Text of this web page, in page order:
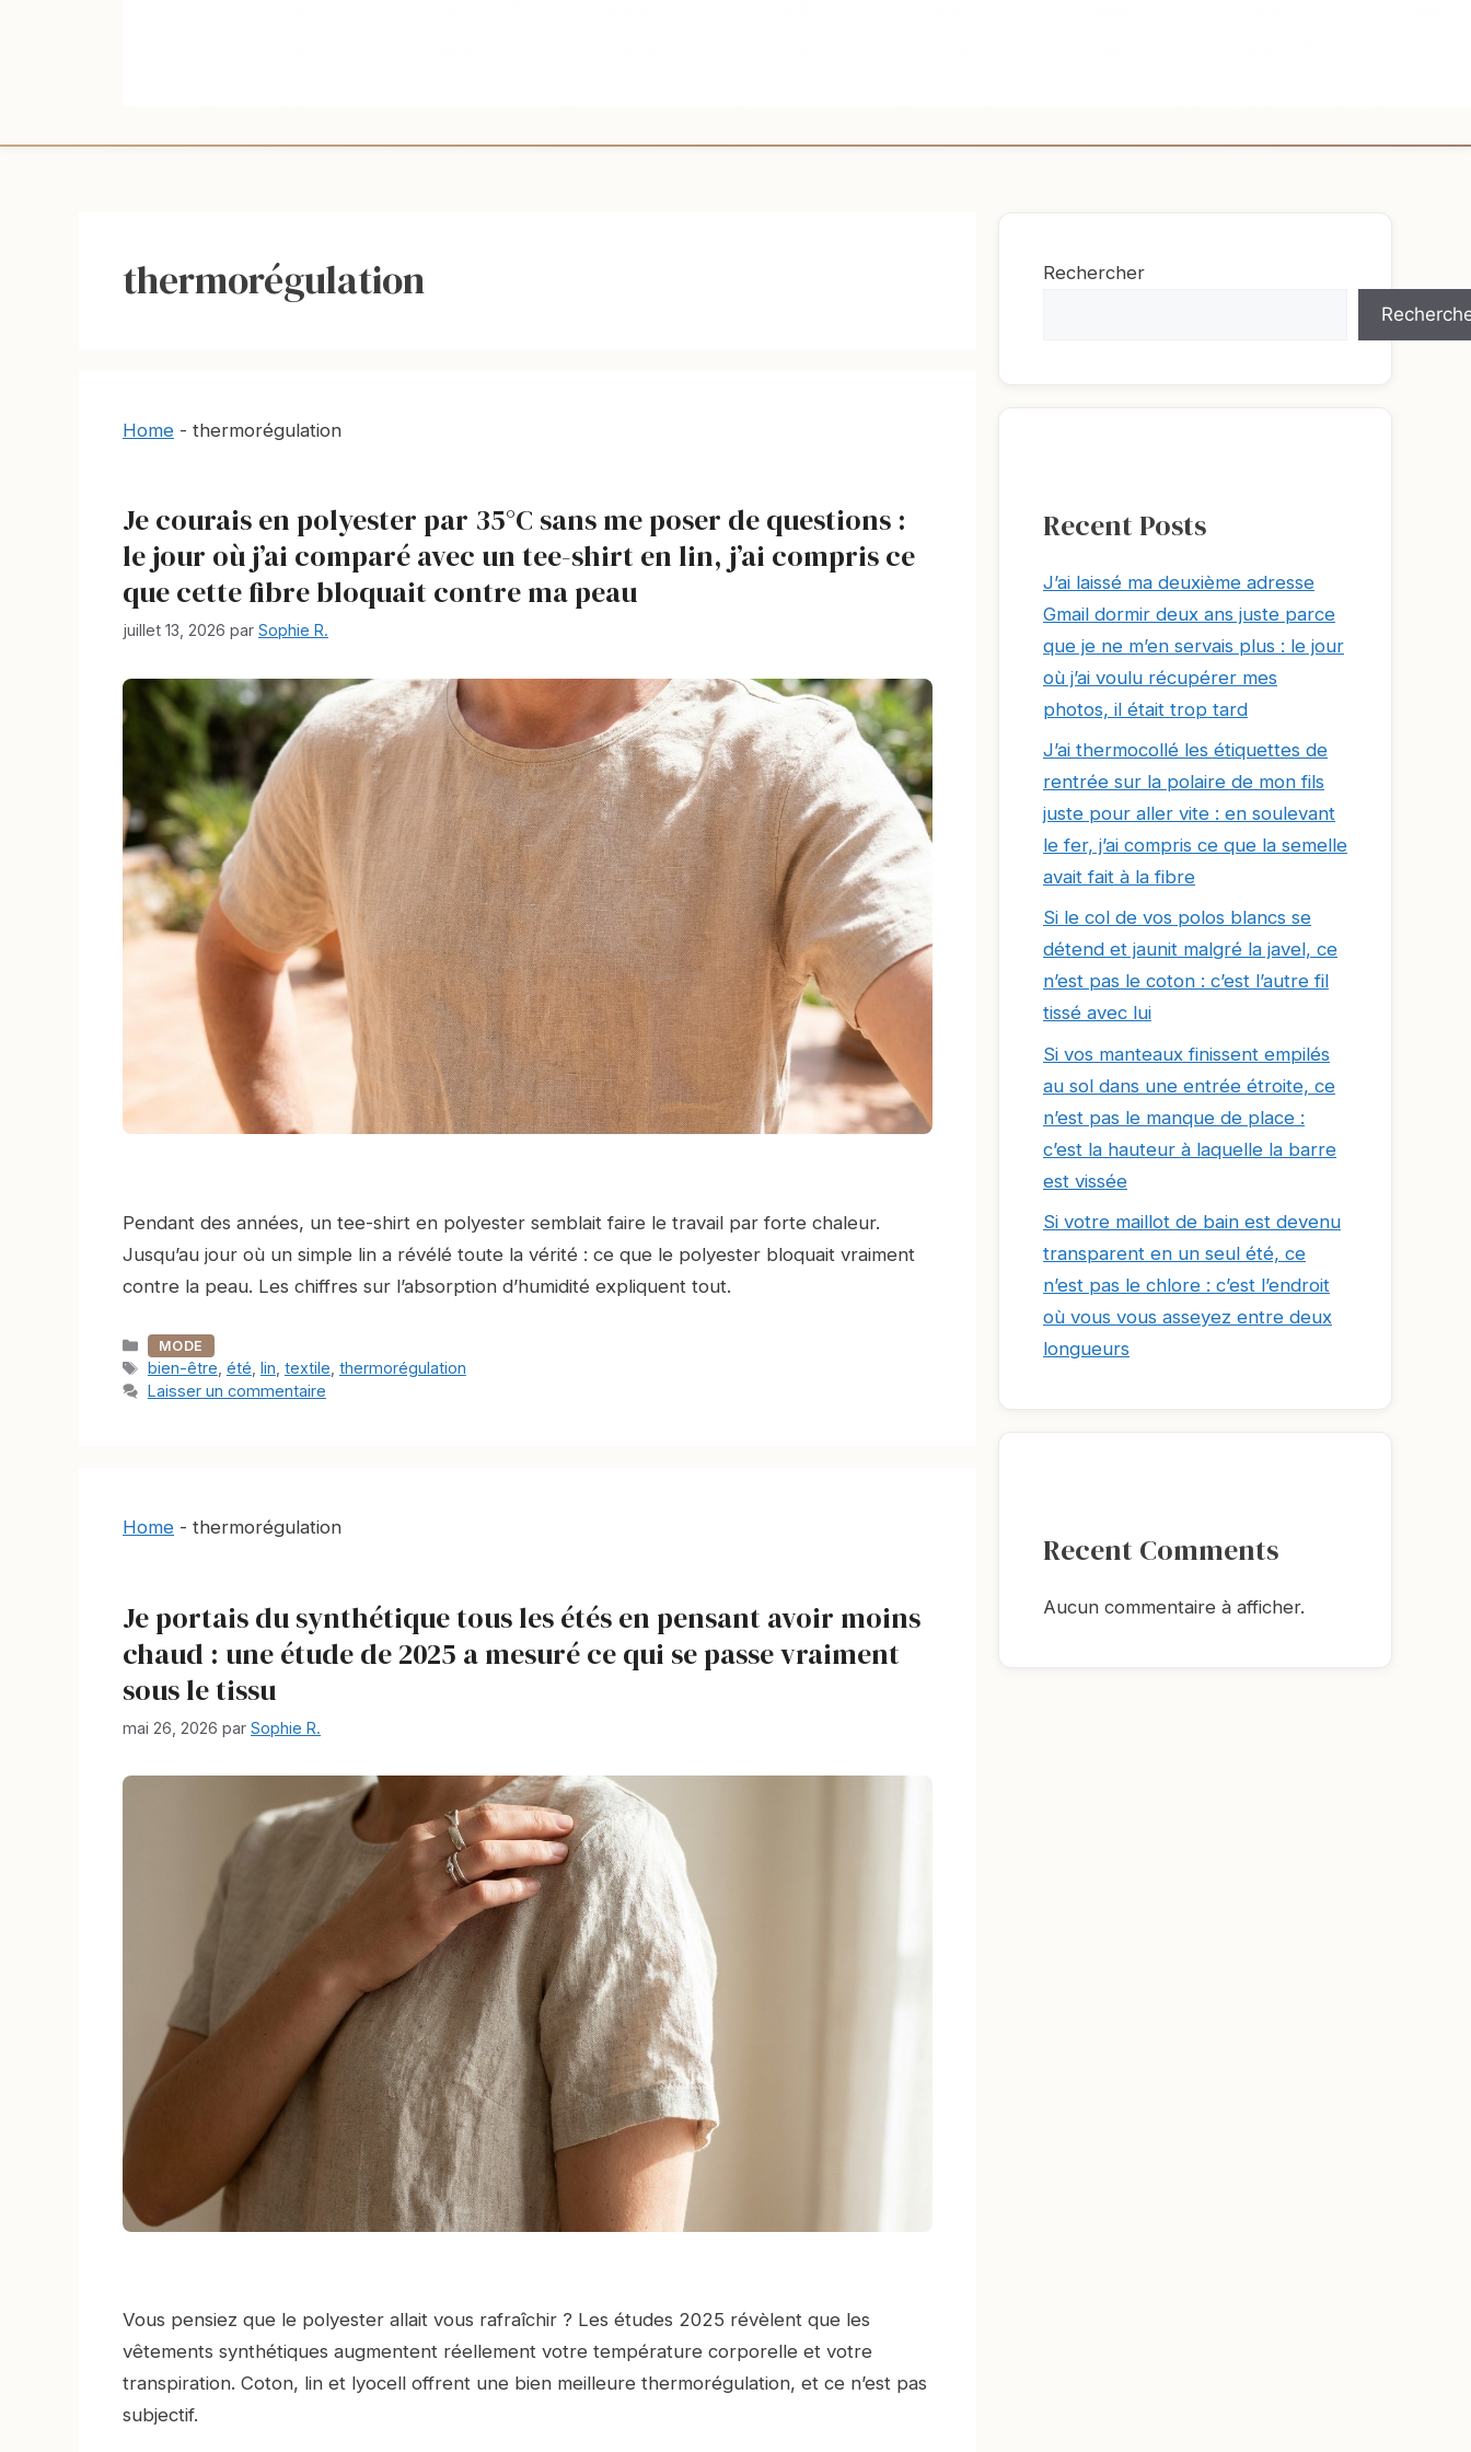
thermorégulation
Home - thermorégulation
Je courais en polyester par 35°C sans me poser de questions :
le jour où j’ai comparé avec un tee-shirt en lin, j’ai compris ce
que cette fibre bloquait contre ma peau
juillet 13, 2026 par Sophie R.
Pendant des années, un tee-shirt en polyester semblait faire le travail par forte chaleur.
Jusqu’au jour où un simple lin a révélé toute la vérité : ce que le polyester bloquait vraiment
contre la peau. Les chiffres sur l’absorption d’humidité expliquent tout.
Catégories
MODE
Étiquettes
bien-être été lin textile thermorégulation
Laisser un commentaire
Home - thermorégulation
Je portais du synthétique tous les étés en pensant avoir moins
chaud : une étude de 2025 a mesuré ce qui se passe vraiment
sous le tissu
mai 26, 2026 par Sophie R.
Vous pensiez que le polyester allait vous rafraîchir ? Les études 2025 révèlent que les
vêtements synthétiques augmentent réellement votre température corporelle et votre
transpiration. Coton, lin et lyocell offrent une bien meilleure thermorégulation, et ce n’est pas
subjectif.
Rechercher
Recent Posts
J’ai laissé ma deuxième adresse
Gmail dormir deux ans juste parce
que je ne m’en servais plus : le jour
où j’ai voulu récupérer mes
photos, il était trop tard
J’ai thermocollé les étiquettes de
rentrée sur la polaire de mon fils
juste pour aller vite : en soulevant
le fer, j’ai compris ce que la semelle
avait fait à la fibre
Si le col de vos polos blancs se
détend et jaunit malgré la javel, ce
n’est pas le coton : c’est l’autre fil
tissé avec lui
Si vos manteaux finissent empilés
au sol dans une entrée étroite, ce
n’est pas le manque de place :
c’est la hauteur à laquelle la barre
est vissée
Si votre maillot de bain est devenu
transparent en un seul été, ce
n’est pas le chlore : c’est l’endroit
où vous vous asseyez entre deux
longueurs
Recent Comments
Aucun commentaire à afficher.